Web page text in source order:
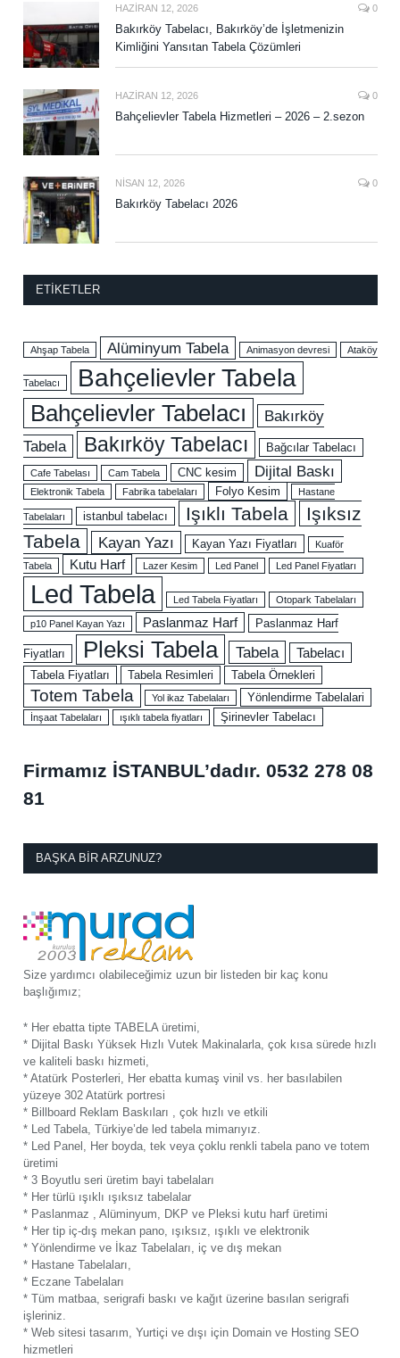
HAZIRAN 12, 2026 0
Bakırköy Tabelacı, Bakırköy’de İşletmenizin
Kimliğini Yansıtan Tabela Çözümleri
HAZIRAN 12, 2026 0
Bahçelievler Tabela Hizmetleri – 2026 – 2.sezon
NISAN 12, 2026 0
Bakırköy Tabelacı 2026
ETIKETLER
Ahşap Tabela Alüminyum Tabela Animasyon devresi Ataköy
Tabelacı Bahçelievler Tabela
Bahçelievler Tabelacı
Bakırköy
Tabela
Bakırköy Tabelacı Bağcılar Tabelacı
Cafe Tabelası Cam Tabela CNC kesim Dijital Baskı
Elektronik Tabela Fabrika tabelaları Folyo Kesim Hastane
Tabelaları istanbul tabelacı Işıklı Tabela
Işıksız
Tabela
Kayan Yazı Kayan Yazı Fiyatları
Kuaför
Tabela
Kutu Harf Lazer Kesim Led Panel Led Panel Fiyatları
Led Tabela Led Tabela Fiyatları Otopark Tabelaları
p10 Panel Kayan Yazı Paslanmaz Harf Paslanmaz Harf
Fiyatları Pleksi Tabela Tabela Tabelacı
Tabela Fiyatları Tabela Resimleri Tabela Örnekleri
Totem Tabela Yol ikaz Tabelaları Yönlendirme Tabelalari
İnşaat Tabelaları ışıklı tabela fiyatları Şirinevler Tabelacı
Firmamız İSTANBUL’dadır. 0532 278 08
81
BAŞKA BIR ARZUNUZ?
Size yardımcı olabileceğimiz uzun bir listeden bir kaç konu
başlığımız;
* Her ebatta tipte TABELA üretimi,
* Dijital Baskı Yüksek Hızlı Vutek Makinalarla, çok kısa sürede hızlı
ve kaliteli baskı hizmeti,
* Atatürk Posterleri, Her ebatta kumaş vinil vs. her basılabilen
yüzeye 302 Atatürk portresi
* Billboard Reklam Baskıları , çok hızlı ve etkili
* Led Tabela, Türkiye’de led tabela mimarıyız.
* Led Panel, Her boyda, tek veya çoklu renkli tabela pano ve totem
üretimi
* 3 Boyutlu seri üretim bayi tabelaları
* Her türlü ışıklı ışıksız tabelalar
* Paslanmaz , Alüminyum, DKP ve Pleksi kutu harf üretimi
* Her tip iç-dış mekan pano, ışıksız, ışıklı ve elektronik
* Yönlendirme ve İkaz Tabelaları, iç ve dış mekan
* Hastane Tabelaları,
* Eczane Tabelaları
* Tüm matbaa, serigrafi baskı ve kağıt üzerine basılan serigrafi
işleriniz.
* Web sitesi tasarım, Yurtiçi ve dışı için Domain ve Hosting SEO
hizmetleri